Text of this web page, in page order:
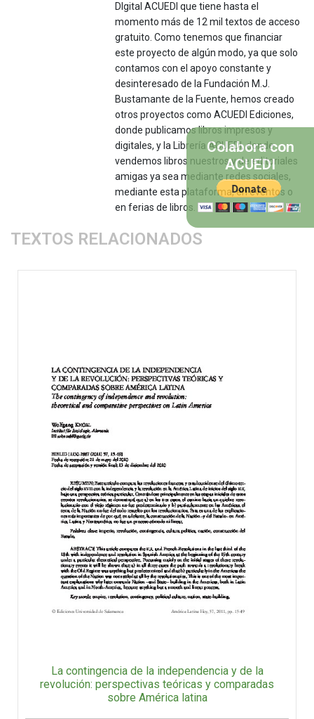
DIgital ACUEDI que tiene hasta el
momento más de 12 mil textos de acceso
gratuito. Como tenemos que financiar
este proyecto de algún modo, ya que solo
contamos con el apoyo constante y
desinteresado de la Fundación M.J.
Bustamante de la Fuente, hemos creado
otros proyectos como ACUEDI Ediciones,
donde publicamos libros impresos y
digitales, y la Librería ACUEDI, donde
vendemos libros nuestros y de editoriales
amigas ya sea mediante redes sociales,
mediante esta plataforma, en eventos o
en ferias de libros.
TEXTOS RELACIONADOS
La contingencia de la independencia y de la
revolución: perspectivas teóricas y comparadas
sobre América latina
Colabora con
ACUEDI